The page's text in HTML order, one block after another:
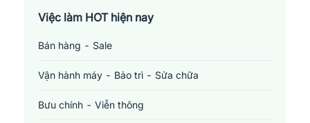
Việc làm HOT hiện nay
Bán hàng - Sale
Vận hành máy - Bảo trì - Sửa chữa
Bưu chính - Viễn thông